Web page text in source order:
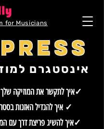
for Musicians
אינסטגרם
איך לתקשר את המוזיקה שלך באינסטגרם✓
איך להגדיל האזנות בסטרימינג ✓
איך להשיג פריצת דרך עם המוזיקה שלך✓